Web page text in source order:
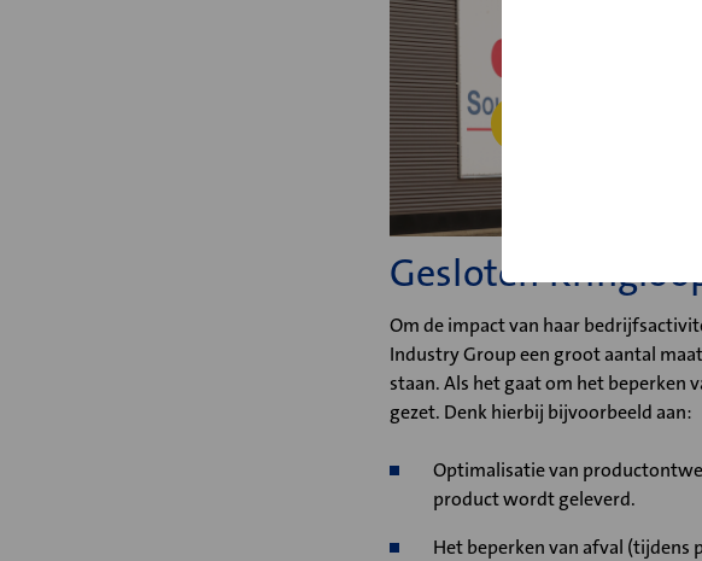
Gesloten
Om de impact van haar
Industry Group een groot aantal
staan. Als het gaat om het beperken
gezet. Denk hierbij bijvoorbeeld aan:
Optimalisatie van
product wordt geleverd.
Het beperken van afval (tijdens